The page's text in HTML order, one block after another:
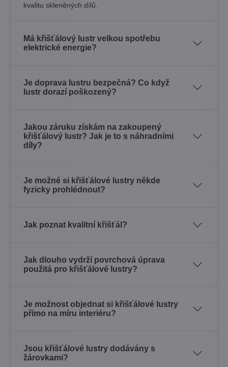
kvalitu skleněných dílů.
Má křišťálový lustr velkou spotřebu
elektrické energie?
Je doprava lustru bezpečná? Co když
lustr dorazí poškozený?
Jakou záruku získám na zakoupený
křišťálový lustr? Jak je to s náhradními
díly?
Je možné si křišťálové lustry někde
fyzicky prohlédnout?
Jak poznat kvalitní křišťál?
Jak dlouho vydrží povrchová úprava
použitá pro křišťálové lustry?
Je možnost objednat si křišťálové lustry
přímo na míru interiéru?
Jsou křišťálové lustry dodávány s
žárovkami?